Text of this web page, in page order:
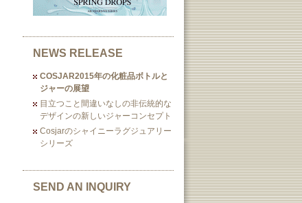
NEWS RELEASE
COSJAR2015年の化粧品ボトルと
ジャーの展望
目立つこと間違いなしの非伝統的な
デザインの新しいジャーコンセプト
Cosjarのシャイニーラグジュアリー
シリーズ
SEND AN INQUIRY